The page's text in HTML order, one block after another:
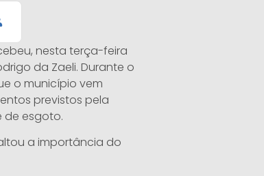
nesta terça-feira
da Zaeli. Durante o
o município vem
previstos pela
de esgoto.
a importância do